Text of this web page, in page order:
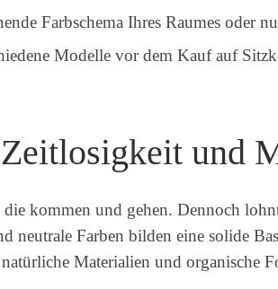
Farbschema Ihres Raumes oder
Modelle vor dem Kauf auf
und
kommen und gehen. Dennoch
Farben bilden eine solide
Materialien und organische